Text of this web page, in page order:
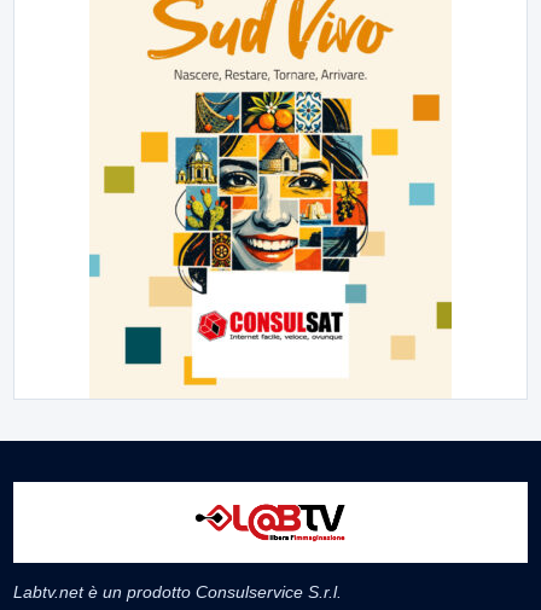
Labtv.net è un prodotto Consulservice S.r.l.